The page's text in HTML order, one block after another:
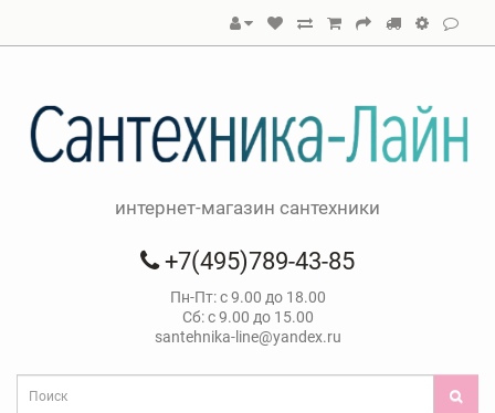
интернет-магазин сантехники
+7(495)789-43-85
Пн-Пт: с 9.00 до 18.00
Сб: с 9.00 до 15.00
santehnika-line@yandex.ru